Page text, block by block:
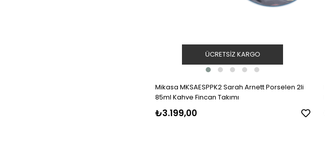
Mikasa MKSAESPPK2 Sarah Arnett Porselen 2li
85ml Kahve Fincan Takımı
₺3.199,00
ÜCRETSIZ KARGO